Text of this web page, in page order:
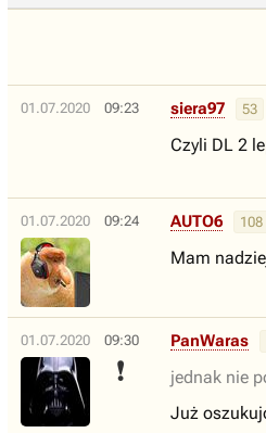
01.07.2020 09:23 siera97 53
Czyli DL 2
01.07.2020 09:24 AUTO6 108
Mam
01.07.2020 09:30
❗
PanWaras
jednak nie
Już